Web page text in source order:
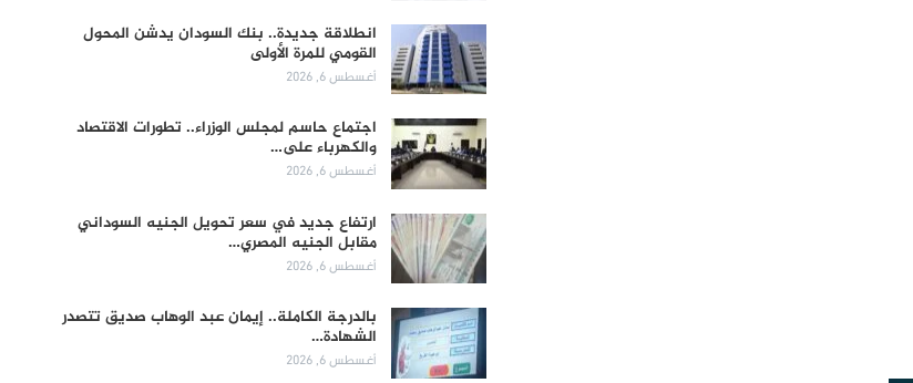
انطلاقة جديدة.. بنك السودان يدشن المحول
القومي للمرة الأولى
أغسطس 6, 2026
اجتماع حاسم لمجلس الوزراء.. تطورات الاقتصاد
والكهرباء على…
أغسطس 6, 2026
ارتفاع جديد في سعر تحويل الجنيه السوداني
مقابل الجنيه المصري…
أغسطس 6, 2026
بالدرجة الكاملة.. إيمان عبد الوهاب صديق تتصدر
الشهادة…
أغسطس 6, 2026